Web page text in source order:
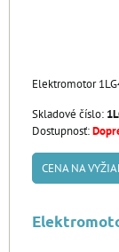
Elektromotor
Skladové číslo:
Dostupnosť:
CENA NA